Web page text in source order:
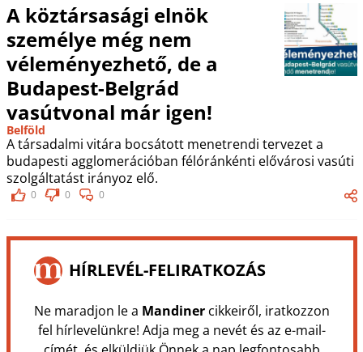
A köztársasági elnök
személye még nem
véleményezhető, de a
Budapest-Belgrád
vasútvonal már igen!
Belföld
A társadalmi vitára bocsátott menetrendi tervezet a
budapesti agglomerációban félóránkénti elővárosi vasúti
szolgáltatást irányoz elő.
0 0 0
HÍRLEVÉL-FELIRATKOZÁS
Ne maradjon le a Mandinercikkeiről, iratkozzon
fel hírlevelünkre! Adja meg a nevét és az e-mail-